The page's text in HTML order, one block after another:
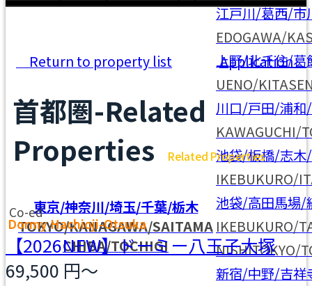
東京/神奈川/埼玉/千葉/栃木
TOKYO/KANAGAWA/SAITAMA
CHIBA/TOCHIGI
江戸川/葛西/市
EDOGAWA/
上野/北千住/
UENO/
川口/戸田/浦
KAWAGUCHI/
池袋/板橋/志木
IKEBUKURO/
池袋/高田馬場/
IKEBUKURO/
NISHITOKYO/
新宿/中野/吉祥
Return to property list Application
首都圏-Related
Properties
Related Properties
Co-ed
Dormy Hachioji-Otsuka
【2026NEW】ドーミー八王子大塚
69,500 円～